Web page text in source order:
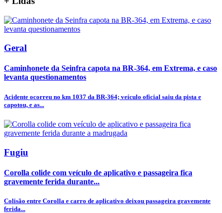
Geral
Caminhonete da Seinfra capota na BR-364, em Extrema, e caso
levanta questionamentos
Acidente ocorreu no km 1037 da BR-364; veículo oficial saiu da pista e
capotou, e as...
Fugiu
Corolla colide com veículo de aplicativo e passageira fica
gravemente ferida durante...
Colisão entre Corolla e carro de aplicativo deixou passageira gravemente
ferida...